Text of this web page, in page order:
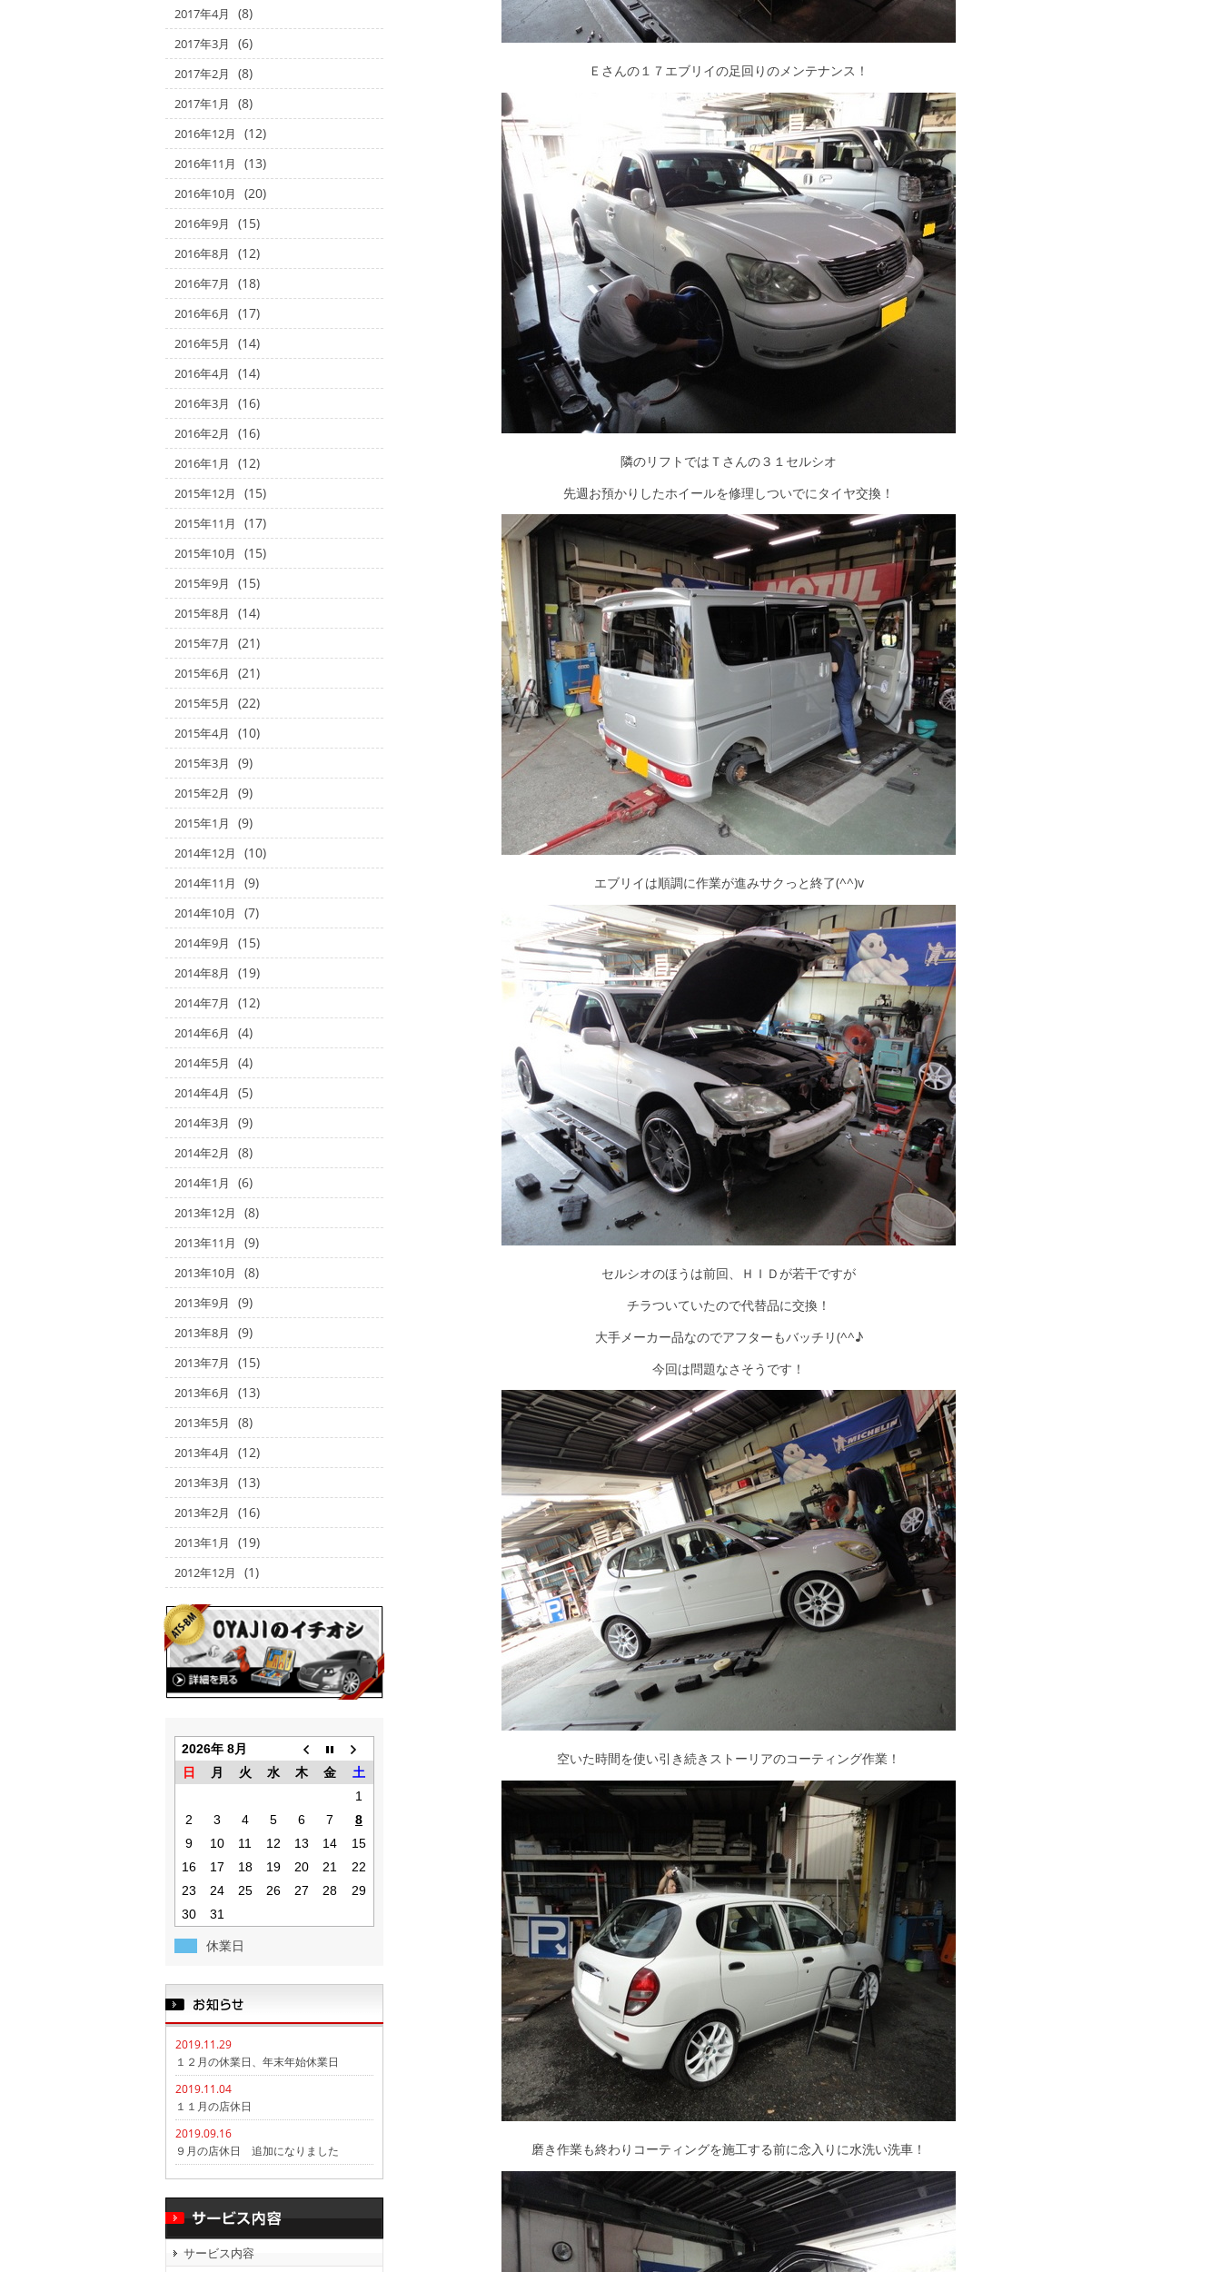
Ｅさんの１７エブリイの足回りのメンテナンス！
隣のリフトではＴさんの３１セルシオ
先週お預かりしたホイールを修理しついでにタイヤ交換！
エブリイは順調に作業が進みサクっと終了(^^)v
セルシオのほうは前回、ＨＩＤが若干ですが
チラついていたので代替品に交換！
大手メーカー品なのでアフターもバッチリ(^^♪
今回は問題なさそうです！
空いた時間を使い引き続きストーリアのコーティング作業！
磨き作業も終わりコーティングを施工する前に念入りに水洗い洗車！
2017年4月 (8)
2017年3月 (6)
2017年2月 (8)
2017年1月 (8)
2016年12月 (12)
2016年11月 (13)
2016年10月 (20)
2016年9月 (15)
2016年8月 (12)
2016年7月 (18)
2016年6月 (17)
2016年5月 (14)
2016年4月 (14)
2016年3月 (16)
2016年2月 (16)
2016年1月 (12)
2015年12月 (15)
2015年11月 (17)
2015年10月 (15)
2015年9月 (15)
2015年8月 (14)
2015年7月 (21)
2015年6月 (21)
2015年5月 (22)
2015年4月 (10)
2015年3月 (9)
2015年2月 (9)
2015年1月 (9)
2014年12月 (10)
2014年11月 (9)
2014年10月 (7)
2014年9月 (15)
2014年8月 (19)
2014年7月 (12)
2014年6月 (4)
2014年5月 (4)
2014年4月 (5)
2014年3月 (9)
2014年2月 (8)
2014年1月 (6)
2013年12月 (8)
2013年11月 (9)
2013年10月 (8)
2013年9月 (9)
2013年8月 (9)
2013年7月 (15)
2013年6月 (13)
2013年5月 (8)
2013年4月 (12)
2013年3月 (13)
2013年2月 (16)
2013年1月 (19)
2012年12月 (1)
2026年 8月
日
月 火 水 木 金
土
1
2
3 4 5 6 7
8
9
10 11 12 13 14
15
16
17 18 19 20 21
22
23
24 25 26 27 28
29
30
31
休業日
2019.11.29
１２月の休業日、年末年始休業日
2019.11.04
１１月の店休日
2019.09.16
９月の店休日 追加になりました
サービス内容